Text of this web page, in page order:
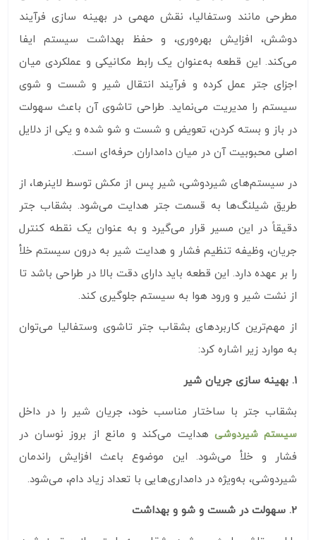
مطرحی مانند وستفالیا، نقش مهمی در بهینه‌ سازی فرآیند
دوشش، افزایش بهره‌وری، و حفظ بهداشت سیستم ایفا
می‌کند. این قطعه به‌عنوان یک رابط مکانیکی و عملکردی میان
اجزای جتر عمل کرده و فرآیند انتقال شیر و شست‌ و شوی
سیستم را مدیریت می‌نماید. طراحی تاشوی آن باعث سهولت
در باز و بسته کردن، تعویض و شست‌ و شو شده و یکی از دلایل
اصلی محبوبیت آن در میان دامداران حرفه‌ای است.
در سیستم‌های شیردوشی، شیر پس از مکش توسط لاینرها، از
طریق شیلنگ‌ها به قسمت جتر هدایت می‌شود. بشقاب جتر
دقیقاً در این مسیر قرار می‌گیرد و به‌ عنوان یک نقطه کنترل
جریان، وظیفه تنظیم فشار و هدایت شیر به درون سیستم خلأ
را بر عهده دارد. این قطعه باید دارای دقت بالا در طراحی باشد تا
از نشت شیر و ورود هوا به سیستم جلوگیری کند.
از مهم‌ترین کاربردهای بشقاب جتر تاشوی وستفالیا می‌توان
به موارد زیر اشاره کرد:
1. بهینه‌ سازی جریان شیر
بشقاب جتر با ساختار مناسب خود، جریان شیر را در داخل
سیستم شیردوشیهدایت می‌کند و مانع از بروز نوسان در
فشار و خلأ می‌شود. این موضوع باعث افزایش راندمان
شیردوشی، به‌ویژه در دامداری‌هایی با تعداد زیاد دام، می‌شود.
2. سهولت در شست‌ و شو و بهداشت